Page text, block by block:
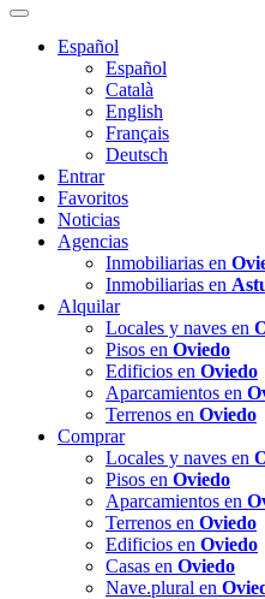
Español
Español
Català
English
Français
Deutsch
Entrar
Favoritos
Noticias
Agencias
Inmobiliarias en
Inmobiliarias en
Alquilar
Locales y naves en
Pisos en Oviedo
Edificios en Oviedo
Aparcamientos en
Terrenos en Oviedo
Comprar
Locales y naves en
Pisos en Oviedo
Aparcamientos en
Terrenos en Oviedo
Edificios en Oviedo
Casas en Oviedo
Nave.plural en